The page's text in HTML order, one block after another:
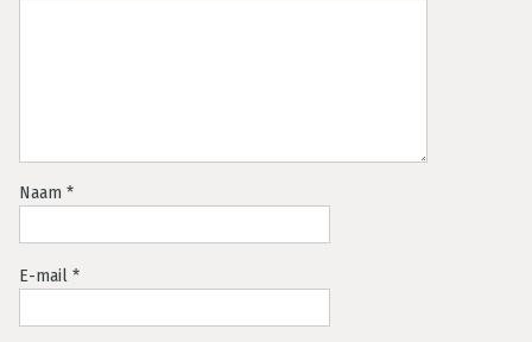
Naam *
E-mail *